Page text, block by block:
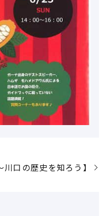
川口の歴史を知ろう】